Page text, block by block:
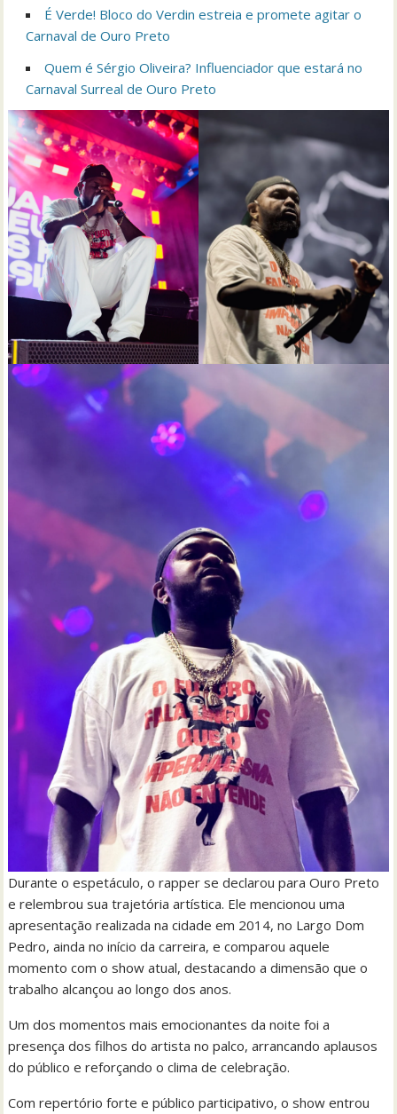
É Verde! Bloco do Verdin estreia e promete agitar o
Carnaval de Ouro Preto
Quem é Sérgio Oliveira? Influenciador que estará no
Carnaval Surreal de Ouro Preto
Durante o espetáculo, o rapper se declarou para Ouro Preto
e relembrou sua trajetória artística. Ele mencionou uma
apresentação realizada na cidade em 2014, no Largo Dom
Pedro, ainda no início da carreira, e comparou aquele
momento com o show atual, destacando a dimensão que o
trabalho alcançou ao longo dos anos.
Um dos momentos mais emocionantes da noite foi a
presença dos filhos do artista no palco, arrancando aplausos
do público e reforçando o clima de celebração.
Com repertório forte e público participativo, o show entrou